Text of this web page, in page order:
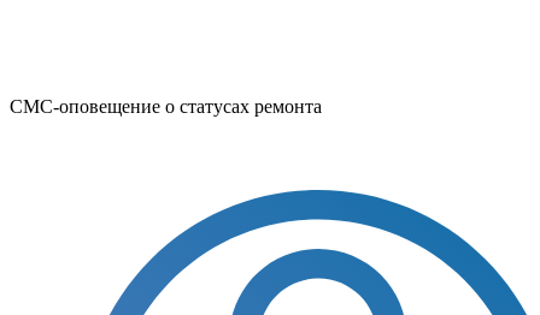
СМС-оповещение о статусах ремонта